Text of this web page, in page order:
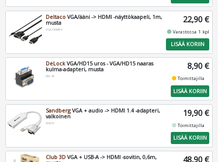
Deltaco VGA/ääni -> HDMI -näyttökaapeli, 1m,
musta
VGA-HDMI16
22,90 €
fiber_manual_recordVarastossa 1 kpl
LISÄÄ KORIIN
DeLockVGA/HD15 uros - VGA/HD15 naaras
kulma-adapteri, musta
DEL-81
8,90 €
fiber_manual_recordToimittajilla
LISÄÄ KORIIN
SandbergVGA + audio -> HDMI 1.4 -adapteri,
valkoinen
508-78
19,90 €
fiber_manual_recordToimittajilla
LISÄÄ KORIIN
Club 3D VGA + USB-A -> HDMI -sovitin, 0,6m,
48,90 €